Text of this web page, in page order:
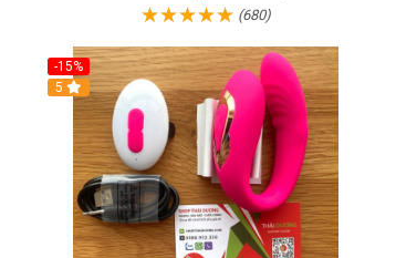
(680)
-15%
5